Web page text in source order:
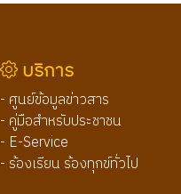
บริการ
- ศูนย์ข้อมูลข่าวสาร
- คู่มือสำหรับประชาชน
- E-Service
- ร้องเรียน ร้องทุกข์ทั่วไป